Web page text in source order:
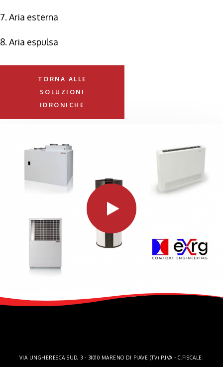
7. Aria esterna
8. Aria espulsa
TORNA ALLE
SOLUZIONI
IDRONICHE
VIA UNGHERESCA SUD, 3 - 31010 MARENO DI PIAVE (TV) P.IVA - C.FISCALE: